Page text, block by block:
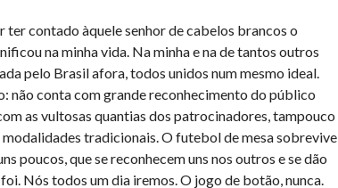
ter contado àquele senhor de cabelos brancos o
na minha vida. Na minha e na de tantos outros
pelo Brasil afora, todos unidos num mesmo ideal.
não conta com grande reconhecimento do público
as vultosas quantias dos patrocinadores, tampouco
tradicionais. O futebol de mesa sobrevive
poucos, que se reconhecem uns nos outros e se dão
Nós todos um dia iremos. O jogo de botão, nunca.